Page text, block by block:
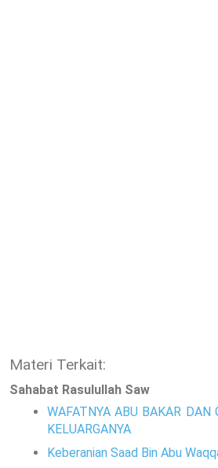
Materi Terkait:
Sahabat Rasulullah Saw
WAFATNYA ABU BAKAR DAN
KELUARGANYA
Keberanian Saad Bin Abu